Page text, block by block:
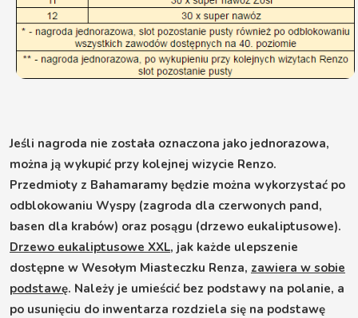
Jeśli nagroda nie została oznaczona jako jednorazowa,
można ją wykupić przy kolejnej wizycie Renzo.
Przedmioty z Bahamaramy będzie można wykorzystać po
odblokowaniu Wyspy (zagroda dla czerwonych pand,
basen dla krabów) oraz posągu (drzewo eukaliptusowe).
Drzewo eukaliptusowe XXL, jak każde ulepszenie
dostępne w Wesołym Miasteczku Renza, zawiera w sobie
podstawę. Należy je umieścić bez podstawy na polanie, a
po usunięciu do inwentarza rozdziela się na podstawę